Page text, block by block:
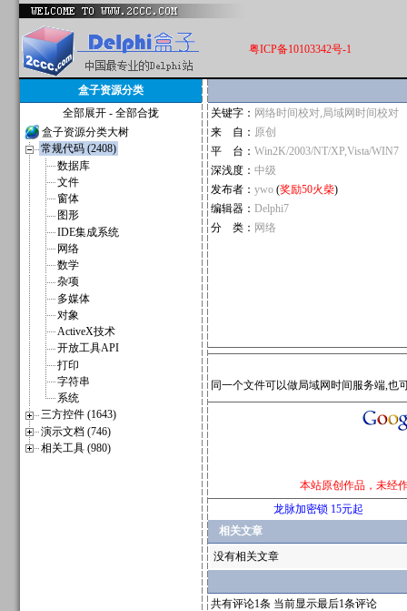
粤ICP备10103342号-1
盒子资源分类
全部展开 - 全部合拢
盒子资源分类大树
常规代码 (2408)
数据库
文件
窗体
图形
IDE集成系统
网络
数学
杂项
多媒体
对象
ActiveX技术
开放工具API
打印
字符串
系统
三方控件 (1643)
演示文档 (746)
相关工具 (980)
关键字： 网络时间校对,局域网时间校对
来 自： 原创
平 台： Win2K/2003/NT/XP,Vista/WIN7
深浅度： 中级
发布者： ywo (奖励50火柴)
编辑器： Delphi7
分 类： 网络
同一个文件可以做局域网时间服务端,也
本站原创作品，未经
龙脉加密锁 15元起
相关文章
没有相关文章
共有评论1条 当前显示最后1条评论